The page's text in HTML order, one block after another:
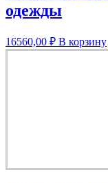
одежды
16560,00 ₽ В корзину